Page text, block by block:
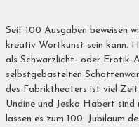
Seit 100 Ausgaben beweisen
kreativ Wortkunst sein kann.
als Schwarzlicht- oder Erotik-
selbstgebastelten
des Fabriktheaters ist viel
Undine und Jesko Habert
lassen es zum 100. Jubiläum